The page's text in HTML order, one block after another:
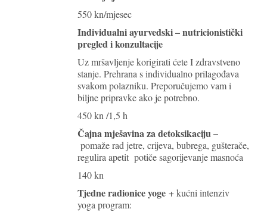
550 kn/mjesec
Individualni ayurvedski – nutricionistički
pregled i konzultacije
Uz mršavljenje korigirati ćete I zdravstveno
stanje. Prehrana s individualno prilagođava
svakom polazniku. Preporučujemo vam i
biljne pripravke ako je potrebno.
450 kn /1,5 h
Čajna mješavina za detoksikaciju –
pomaže rad jetre, crijeva, bubrega, gušterače,
regulira apetit potiče sagorijevanje masnoća
140 kn
Tjedne radionice yoge + kućni intenziv
yoga program: